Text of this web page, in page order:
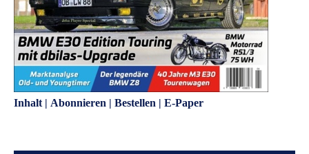
Inhalt| Abonnieren | Bestellen | E-Paper